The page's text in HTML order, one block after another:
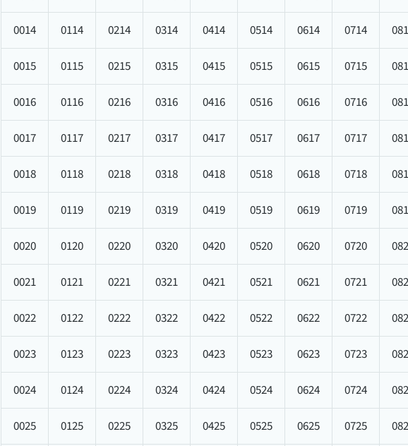
0014 0114 0214 0314 0414 0514 0614 0714
0015 0115 0215 0315 0415 0515 0615 0715
0016 0116 0216 0316 0416 0516 0616 0716
0017 0117 0217 0317 0417 0517 0617 0717
0018 0118 0218 0318 0418 0518 0618 0718
0019 0119 0219 0319 0419 0519 0619 0719
0020 0120 0220 0320 0420 0520 0620 0720
0021 0121 0221 0321 0421 0521 0621 0721
0022 0122 0222 0322 0422 0522 0622 0722
0023 0123 0223 0323 0423 0523 0623 0723
0024 0124 0224 0324 0424 0524 0624 0724
0025 0125 0225 0325 0425 0525 0625 0725